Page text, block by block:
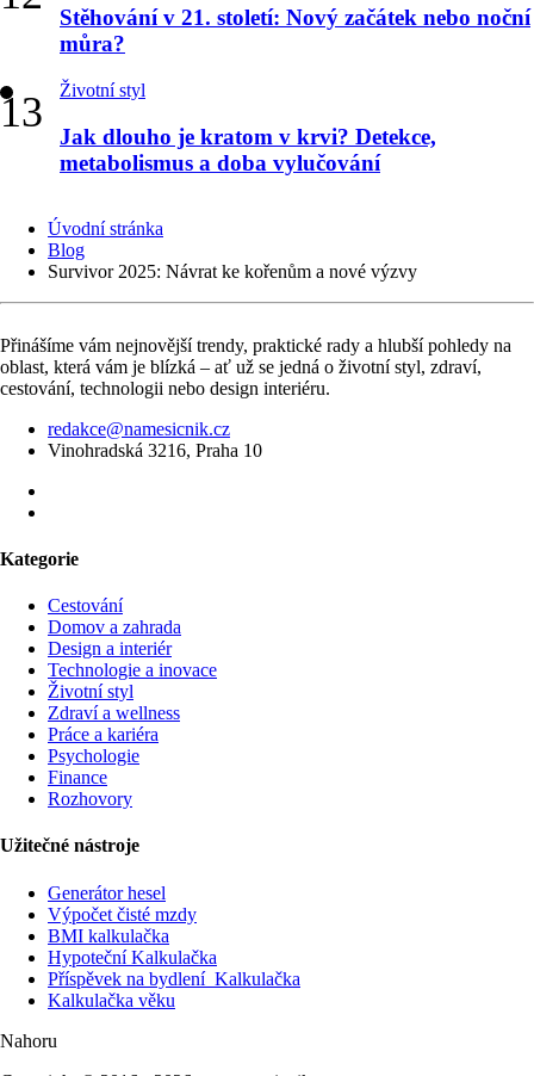
Stěhování v 21. století: Nový začátek nebo noční
můra?
Životní styl
Jak dlouho je kratom v krvi? Detekce,
metabolismus a doba vylučování
Úvodní stránka
Blog
Survivor 2025: Návrat ke kořenům a nové výzvy
Přinášíme vám nejnovější trendy, praktické rady a hlubší pohledy na
oblast, která vám je blízká – ať už se jedná o životní styl, zdraví,
cestování, technologii nebo design interiéru.
redakce@namesicnik.cz
Vinohradská 3216, Praha 10
Kategorie
Cestování
Domov a zahrada
Design a interiér
Technologie a inovace
Životní styl
Zdraví a wellness
Práce a kariéra
Psychologie
Finance
Rozhovory
Užitečné nástroje
Generátor hesel
Výpočet čisté mzdy
BMI kalkulačka
Hypoteční Kalkulačka
Příspěvek na bydlení Kalkulačka
Kalkulačka věku
Nahoru